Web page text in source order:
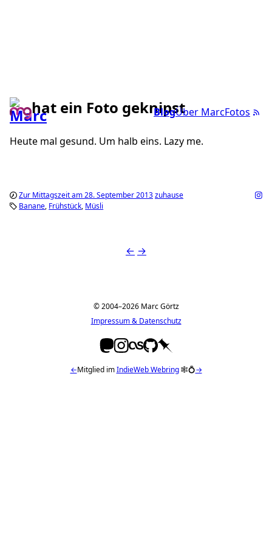
BlogÜber MarcFotos
hat ein Foto geknipst
Heute mal gesund. Um halb eins. Lazy me.
Zur Mittagszeit am 28. September 2013zuhause
Banane Frühstück Müsli
← →
© 2004–2026 Marc Görtz
Impressum & Datenschutz
←Mitglied imIndieWeb Webring🕸💍→